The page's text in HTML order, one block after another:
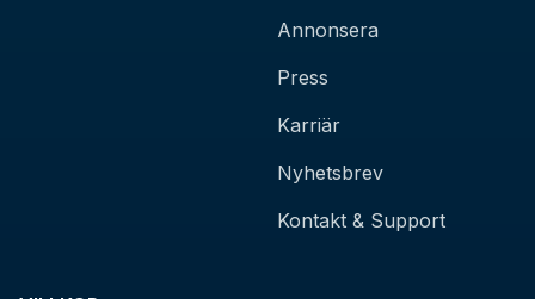
Annonsera
Press
Karriär
Nyhetsbrev
Kontakt & Support